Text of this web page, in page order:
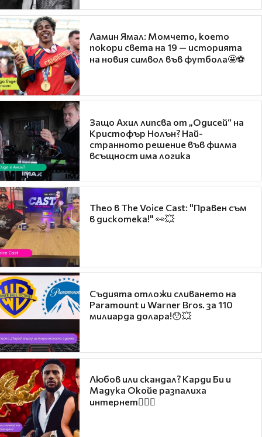
Ламин Ямал: Момчето, което
покори света на 19 — историята
на новия символ във футбола🤩⚽
Защо Ахил липсва от „Одисей“ на
Кристофър Нолън? Най-
странното решение във филма
всъщност има логика
Theo в The Voice Cast: "Правен съм
в дискотека!" 👀💥
Съдията отложи сливането на
Paramount и Warner Bros. за 110
милиарда долара!😯💥
Любов или скандал? Карди Би и
Мадука Окойе разпалиха
интернет❤️‍🔥🔥